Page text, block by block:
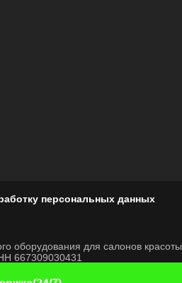
персональных данных
оборудования для салонов красоты